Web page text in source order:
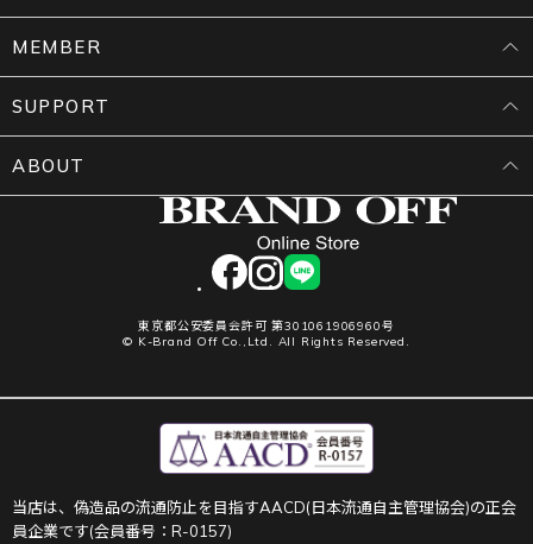
facebookinstagram
LINE
東京都公安委員会許可 第301061906960号
© K-Brand Off Co.,Ltd. All Rights Reserved.
MEMBER
SUPPORT
ABOUT
当店は、偽造品の流通防止を目指すAACD(日本流通自主管理協会)の正会
員企業です(会員番号：R-0157)